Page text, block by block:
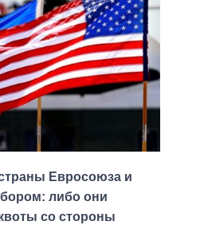
Евросоюза и
либо они
со стороны